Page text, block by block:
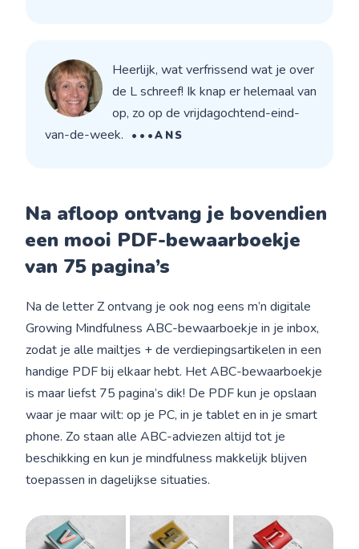
Heerlijk, wat verfrissend wat je over
de L schreef! Ik knap er helemaal van
op, zo op de vrijdagochtend-eind-
van-de-week.
•••ANS
Na afloop ontvang je bovendien
een mooi PDF-bewaarboekje
van 75 pagina’s
Na de letter Z ontvang je ook nog eens m’n digitale
Growing Mindfulness ABC-bewaarboekje in je inbox,
zodat je alle mailtjes + de verdiepingsartikelen in een
handige PDF bij elkaar hebt. Het ABC-bewaarboekje
is maar liefst 75 pagina’s dik! De PDF kun je opslaan
waar je maar wilt: op je PC, in je tablet en in je smart
phone. Zo staan alle ABC-adviezen altijd tot je
beschikking en kun je mindfulness makkelijk blijven
toepassen in dagelijkse situaties.